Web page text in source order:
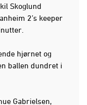
Skoglund
2’s keeper
hjørnet og
ballen dundret i
Gabrielsen,